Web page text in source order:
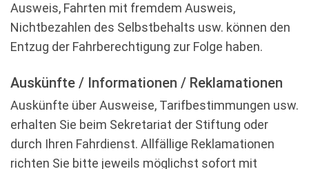
Ausweis, Fahrten mit fremdem Ausweis,
Nichtbezahlen des Selbstbehalts usw. können den
Entzug der Fahrberechtigung zur Folge haben.
Auskünfte / Informationen / Reklamationen
Auskünfte über Ausweise, Tarifbestimmungen usw.
erhalten Sie beim Sekretariat der Stiftung oder
durch Ihren Fahrdienst. Allfällige Reklamationen
richten Sie bitte jeweils möglichst sofort mit